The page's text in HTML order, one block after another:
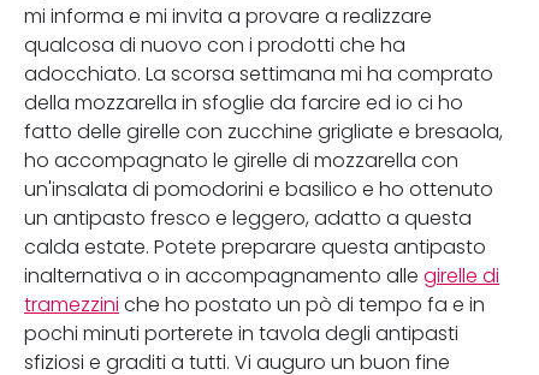
mi informa e mi invita a provare a realizzare
qualcosa di nuovo con i prodotti che ha
adocchiato. La scorsa settimana mi ha comprato
della mozzarella in sfoglie da farcire ed io ci ho
fatto delle girelle con zucchine grigliate e bresaola,
ho accompagnato le girelle di mozzarella con
un'insalata di pomodorini e basilico e ho ottenuto
un antipasto fresco e leggero, adatto a questa
calda estate. Potete preparare questa antipasto
inalternativa o in accompagnamento alle girelle di
tramezzini che ho postato un pò di tempo fa e in
pochi minuti porterete in tavola degli antipasti
sfiziosi e graditi a tutti. Vi auguro un buon fine